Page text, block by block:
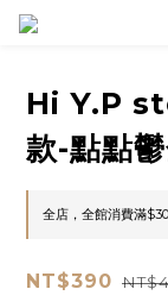
Hi Y.P
款-點點
全店，全館消費滿
NT$390